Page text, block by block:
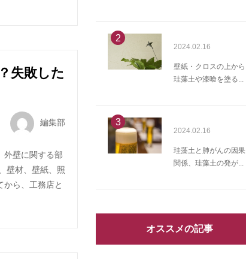
失敗した
編集部
外壁に関する部
壁材、壁紙、照
から、工務店と
2
2024.02.16
壁紙・クロスの上から
珪藻土や漆喰を塗る...
3
2024.02.16
珪藻土と肺がんの因果
関係、珪藻土の発が...
オススメの記事